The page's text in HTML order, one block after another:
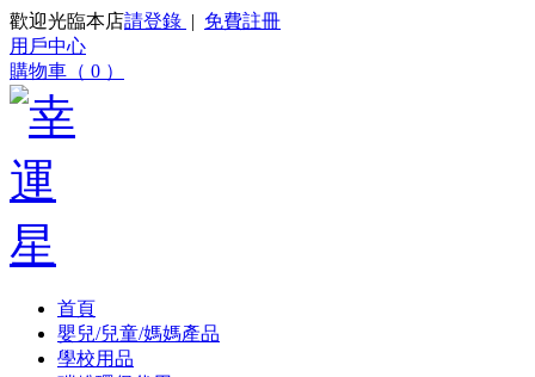
歡迎光臨本店請登錄 | 免費註冊
用戶中心
購物車（ 0 ）
首頁
嬰兒/兒童/媽媽產品
學校用品